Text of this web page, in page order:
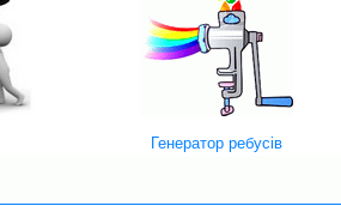
Генератор ребусів